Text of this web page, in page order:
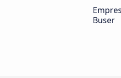
Buser